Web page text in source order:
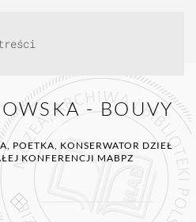
- BOUVY
POETKA, KONSERWATOR DZIEŁ
KONFERENCJI MABPZ